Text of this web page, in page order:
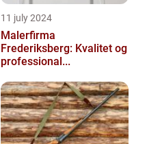
11 july 2024
Malerfirma
Frederiksberg: Kvalitet og
professional...